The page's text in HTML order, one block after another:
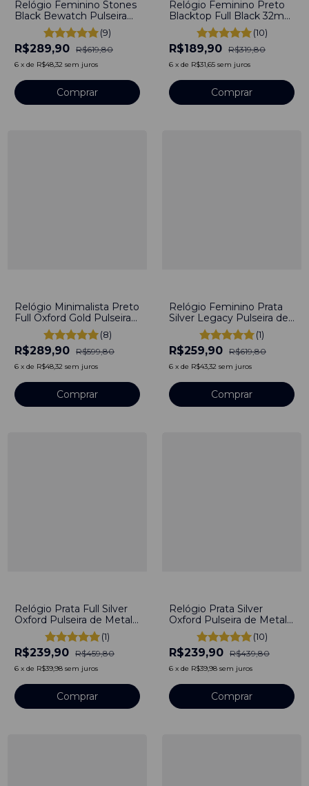
Relógio Feminino Stones
Black Bewatch Pulseira
Aço Inoxidável 40mm
(9)
R$289,90 R$619,80
6 x de R$48,32 sem juros
Comprar
Relógio Feminino Preto
Blacktop Full Black 32mm
Aço Inoxidável banhado a
titânio
(10)
R$189,90 R$319,80
6 x de R$31,65 sem juros
Comprar
Relógio Minimalista Preto
Full Oxford Gold Pulseira
de Aço Preto 40mm Aço
Inoxidável banhado a
titânio
(8)
R$289,90 R$599,80
6 x de R$48,32 sem juros
Comprar
Relógio Feminino Prata
Silver Legacy Pulseira de
Couro Full Black 40mm
Minimalista Aço
Inoxidável banhado a
titânio
(1)
R$259,90 R$619,80
6 x de R$43,32 sem juros
Comprar
Relógio Prata Full Silver
Oxford Pulseira de Metal
Full Black 40mm
Minimalista Aço
Inoxidável banhado a
titânio
(1)
R$239,90 R$459,80
6 x de R$39,98 sem juros
Comprar
Relógio Prata Silver
Oxford Pulseira de Metal
Full Black 40mm
Minimalista Aço
Inoxidável banhado a
titânio
(10)
R$239,90 R$439,80
6 x de R$39,98 sem juros
Comprar